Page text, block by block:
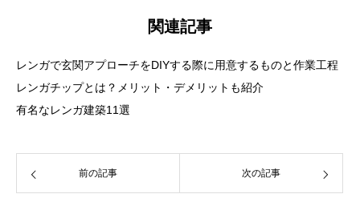
関連記事
レンガで玄関アプローチをDIYする際に用意するものと作業工程
レンガチップとは？メリット・デメリットも紹介
有名なレンガ建築11選
前の記事 次の記事